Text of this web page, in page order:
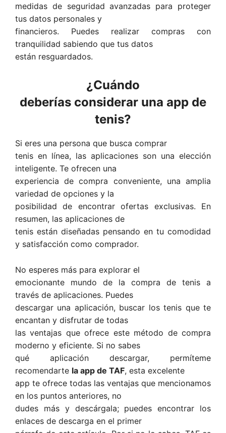
medidas de seguridad avanzadas para proteger
tus datos personales y
financieros. Puedes realizar compras con
tranquilidad sabiendo que tus datos
están resguardados.
¿Cuándo
deberías considerar una app de
tenis?
Si eres una persona que busca comprar
tenis en línea, las aplicaciones son una elección
inteligente. Te ofrecen una
experiencia de compra conveniente, una amplia
variedad de opciones y la
posibilidad de encontrar ofertas exclusivas. En
resumen, las aplicaciones de
tenis están diseñadas pensando en tu comodidad
y satisfacción como comprador.
No esperes más para explorar el
emocionante mundo de la compra de tenis a
través de aplicaciones. Puedes
descargar una aplicación, buscar los tenis que te
encantan y disfrutar de todas
las ventajas que ofrece este método de compra
moderno y eficiente. Si no sabes
qué aplicación descargar, permíteme
recomendarte la app de TAF, esta excelente
app te ofrece todas las ventajas que mencionamos
en los puntos anteriores, no
dudes más y descárgala; puedes encontrar los
enlaces de descarga en el primer